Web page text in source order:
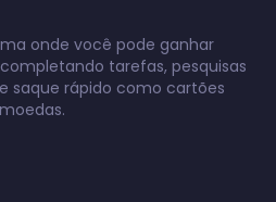
onde você pode ganhar
tarefas, pesquisas
saque rápido como cartões